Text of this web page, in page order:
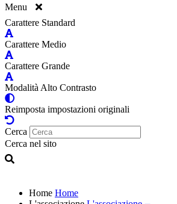
Menu
Carattere Standard
Carattere Medio
Carattere Grande
Modalità Alto Contrasto
Reimposta impostazioni originali
Cerca
Cerca nel sito
Home Home